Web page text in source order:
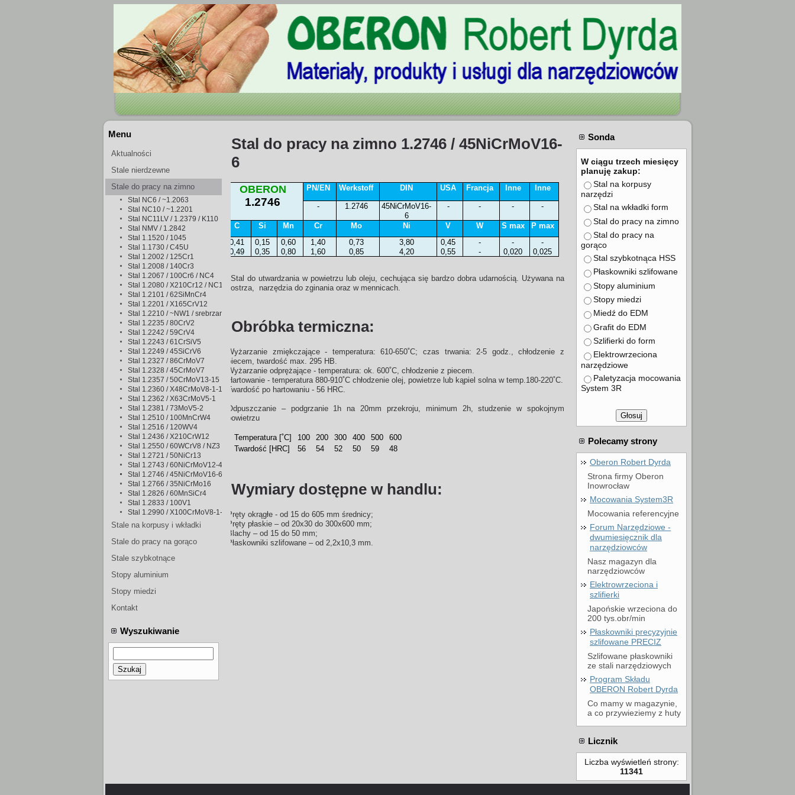
Menu
Aktualności
Stale nierdzewne
Stale do pracy na zimno
Stal NC6 / ~1.2063
Stal NC10 / ~1.2201
Stal NC11LV / 1.2379 / K110
Stal NMV / 1.2842
Stal 1.1520 / 1045
Stal 1.1730 / C45U
Stal 1.2002 / 125Cr1
Stal 1.2008 / 140Cr3
Stal 1.2067 / 100Cr6 / NC4
Stal 1.2080 / X210Cr12 / NC11
Stal 1.2101 / 62SiMnCr4
Stal 1.2201 / X165CrV12
Stal 1.2210 / ~NW1 / srebrzanka
Stal 1.2235 / 80CrV2
Stal 1.2242 / 59CrV4
Stal 1.2243 / 61CrSiV5
Stal 1.2249 / 45SiCrV6
Stal 1.2327 / 86CrMoV7
Stal 1.2328 / 45CrMoV7
Stal 1.2357 / 50CrMoV13-15
Stal 1.2360 / X48CrMoV8-1-1
Stal 1.2362 / X63CrMoV5-1
Stal 1.2381 / 73MoV5-2
Stal 1.2510 / 100MnCrW4
Stal 1.2516 / 120WV4
Stal 1.2436 / X210CrW12
Stal 1.2550 / 60WCrV8 / NZ3
Stal 1.2721 / 50NiCr13
Stal 1.2743 / 60NiCrMoV12-4
Stal 1.2746 / 45NiCrMoV16-6
Stal 1.2766 / 35NiCrMo16
Stal 1.2826 / 60MnSiCr4
Stal 1.2833 / 100V1
Stal 1.2990 / X100CrMoV8-1-1
Stale na korpusy i wkładki
form wtryskowych
Stale do pracy na gorąco
Stale szybkotnące
Stopy aluminium
Stopy miedzi
Kontakt
Wyszukiwanie
Szukaj
Stal do pracy na zimno 1.2746 / 45NiCrMoV16-
6
OBERON
1.2746
PN/EN Werkstoff DIN USA Francja Inne Inne
- 1.2746
45NiCrMoV16-
6
- - - -
C Si Mn Cr Mo Ni V W S max
P max
0,41
0,49
0,15
0,35
0,60
0,80
1,40
1,60
0,73
0,85
3,80
4,20
0,45
0,55
-
-
-
0,020
-
0,025
Stal do utwardzania w powietrzu lub oleju, cechująca się bardzo dobra udarnością. Używana na
ostrza,
narzędzia do zginania oraz w mennicach.
Obróbka termiczna:
Wyżarzanie zmiękczające - temperatura: 610-650˚C; czas trwania: 2-5 godz., chłodzenie z
piecem, twardość max. 295 HB.
Wyżarzanie odprężające - temperatura: ok. 600˚C, chłodzenie z piecem.
Hartowanie - temperatura 880-910˚C chłodzenie olej, powietrze lub kąpiel solna w temp.180-220˚C.
Twardość po hartowaniu - 56 HRC.
Odpuszczanie – podgrzanie 1h na 20mm przekroju, minimum 2h, studzenie w spokojnym
powietrzu
Temperatura [˚C] 100 200 300 400 500
600
Twardość [HRC]
56 54 52 50 59 48
Wymiary dostępne w handlu:
Pręty okrągłe - od 15 do 605 mm średnicy;
Pręty płaskie – od 20x30 do 300x600 mm;
Blachy – od 15 do 50 mm;
Płaskowniki szlifowane – od 2,2x10,3 mm.
Sonda
W ciągu trzech miesięcy
planuję zakup:
Stal na korpusy
narzędzi
Stal na wkładki form
Stal do pracy na zimno
Stal do pracy na
gorąco
Stal szybkotnąca HSS
Płaskowniki szlifowane
Stopy aluminium
Stopy miedzi
Miedź do EDM
Grafit do EDM
Szlifierki do form
Elektrowrzeciona
narzędziowe
Paletyzacja mocowania
System 3R
Głosuj
Polecamy strony
Oberon Robert Dyrda
Strona firmy Oberon
Inowrocław
Mocowania System3R
Mocowania referencyjne
Forum Narzędziowe -
dwumiesięcznik dla
narzędziowców
Nasz magazyn dla
narzędziowców
Elektrowrzeciona i
szlifierki
Japońskie wrzeciona do
200 tys.obr/min
Płaskowniki precyzyjnie
szlifowane PRECIZ
Szlifowane płaskowniki
ze stali narzędziowych
Program Składu
OBERON Robert Dyrda
Co mamy w magazynie,
a co przywieziemy z huty
Licznik
Liczba wyświetleń strony:
11341